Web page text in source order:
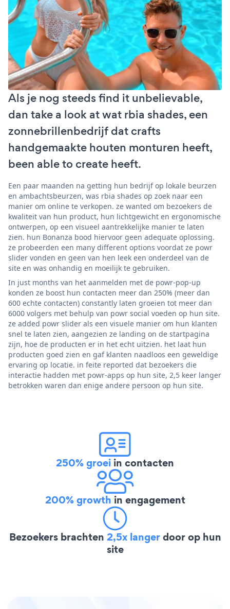
Als je nog steeds find it unbelievable,
dan take a look at wat rbia shades, een
zonnebrillenbedrijf dat crafts
handgemaakte houten monturen heeft,
been able to create heeft.
Een paar maanden na getting hun bedrijf op lokale beurzen
en ambachtsbeurzen, was rbia shades op zoek naar een
manier om online te verkopen. ze wanted om bezoekers de
kwaliteit van hun product, hun lichtgewicht en ergonomische
ontwerpen, op een visueel aantrekkelijke manier te laten
zien. hun Bonanza bood hiervoor geen adequate oplossing.
ze probeerden een many different options voordat ze powr
slider vonden en geen van hen leek een onderdeel van de
site en was onhandig en moeilijk te gebruiken.
In just months van het aanmelden met de powr-pop-up
konden ze boost hun contacten meer dan 250% (meer dan
600 echte contacten) constantly laten groeien tot meer dan
6000 volgers met behulp van powr social voeden op hun site.
ze added powr slider als een visuele manier om hun klanten
snel te laten zien, aangezien ze landing on de startpagina
zijn, hoe de producten er in het echt uitzien. het laat hun
producten goed zien en gaf klanten naadloos een geweldige
ervaring op locatie. in feite reported dat bezoekers die
interactie hadden met powr-apps op hun site, 2,5 keer langer
betrokken waren dan enige andere persoon op hun site.
250% groei in contacten
200% growth in engagement
Bezoekers brachten 2,5x langerdoor op hun
site